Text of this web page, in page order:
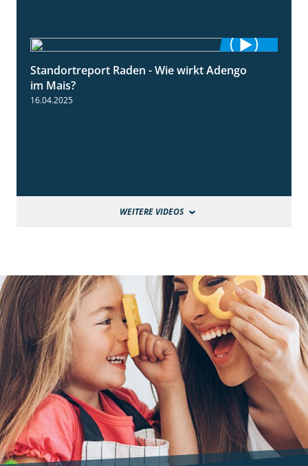
5:53
Standortreport Raden - Wie wirkt Adengo
im Mais?
16.04.2025
WEITERE VIDEOS